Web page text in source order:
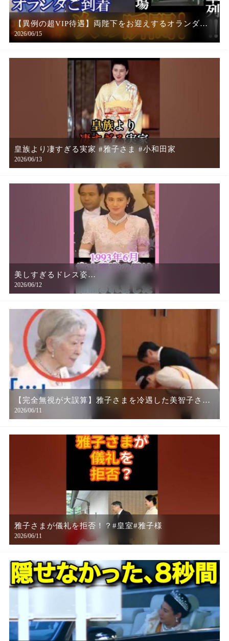
【異例の超VIP待遇】両陛下をお迎えするオランダの
凄すぎる重警備と、雅子さまの心震える細やかなお気
2026/06/15
皇族より凄すぎる実家 #雅子さま #小和田家
2026/06/13
美しすぎるドレス姿…
2026/06/12
【完全無視が大誤算】雅子さまを冷遇した美智子さま
が逆に恥をかいた瞬間
2026/06/11
雅子さまが儀礼を拒否！？#皇室#雅子様
2026/06/11